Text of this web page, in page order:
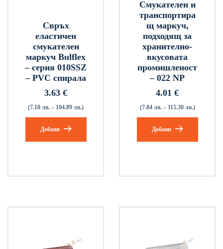
Свръх
еластичен
смукателен
маркуч Bulflex
– серия 010SSZ
– PVC спирала
3.63 €
(7.10 лв. – 104.89 лв.)
Добави
Смукателен и
транспортира
щ маркуч,
подходящ за
хранително-
вкусовата
промишленост
– 022 NP
4.01 €
(7.84 лв. – 115.30 лв.)
Добави